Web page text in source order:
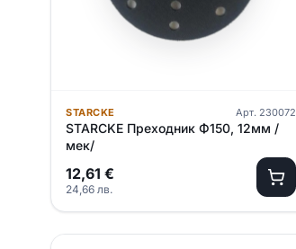
STARCKE Арт. 230072
STARCKE Преходник Ф150, 12мм /
мек/
12,61 €
24,66 лв.